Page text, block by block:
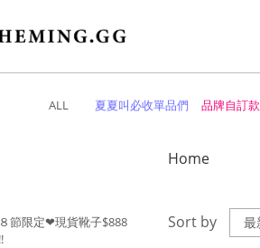
ALL 夏夏叫必收單品們 品牌自訂款
節限定❤︎現貨靴子$888
Home
Sort by